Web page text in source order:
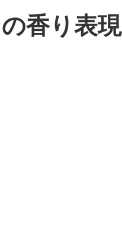
香り表現